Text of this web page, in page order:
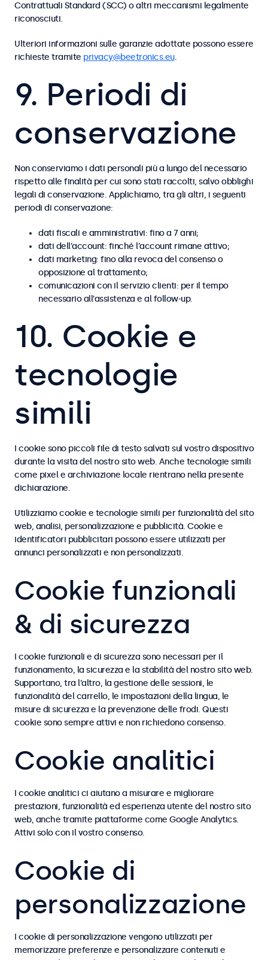
Contrattuali Standard (SCC) o altri meccanismi legalmente
riconosciuti.
Ulteriori informazioni sulle garanzie adottate possono essere
richieste tramite privacy@beetronics.eu.
9. Periodi di
conservazione
Non conserviamo i dati personali più a lungo del necessario
rispetto alle finalità per cui sono stati raccolti, salvo obblighi
legali di conservazione. Applichiamo, tra gli altri, i seguenti
periodi di conservazione:
dati fiscali e amministrativi: fino a 7 anni;
dati dell’account: finché l’account rimane attivo;
dati marketing: fino alla revoca del consenso o
opposizione al trattamento;
comunicazioni con il servizio clienti: per il tempo
necessario all’assistenza e al follow-up.
10. Cookie e
tecnologie
simili
I cookie sono piccoli file di testo salvati sul vostro dispositivo
durante la visita del nostro sito web. Anche tecnologie simili
come pixel e archiviazione locale rientrano nella presente
dichiarazione.
Utilizziamo cookie e tecnologie simili per funzionalità del sito
web, analisi, personalizzazione e pubblicità. Cookie e
identificatori pubblicitari possono essere utilizzati per
annunci personalizzati e non personalizzati.
Cookie funzionali
& di sicurezza
I cookie funzionali e di sicurezza sono necessari per il
funzionamento, la sicurezza e la stabilità del nostro sito web.
Supportano, tra l’altro, la gestione delle sessioni, le
funzionalità del carrello, le impostazioni della lingua, le
misure di sicurezza e la prevenzione delle frodi. Questi
cookie sono sempre attivi e non richiedono consenso.
Cookie analitici
I cookie analitici ci aiutano a misurare e migliorare
prestazioni, funzionalità ed esperienza utente del nostro sito
web, anche tramite piattaforme come Google Analytics.
Attivi solo con il vostro consenso.
Cookie di
personalizzazione
I cookie di personalizzazione vengono utilizzati per
memorizzare preferenze e personalizzare contenuti e